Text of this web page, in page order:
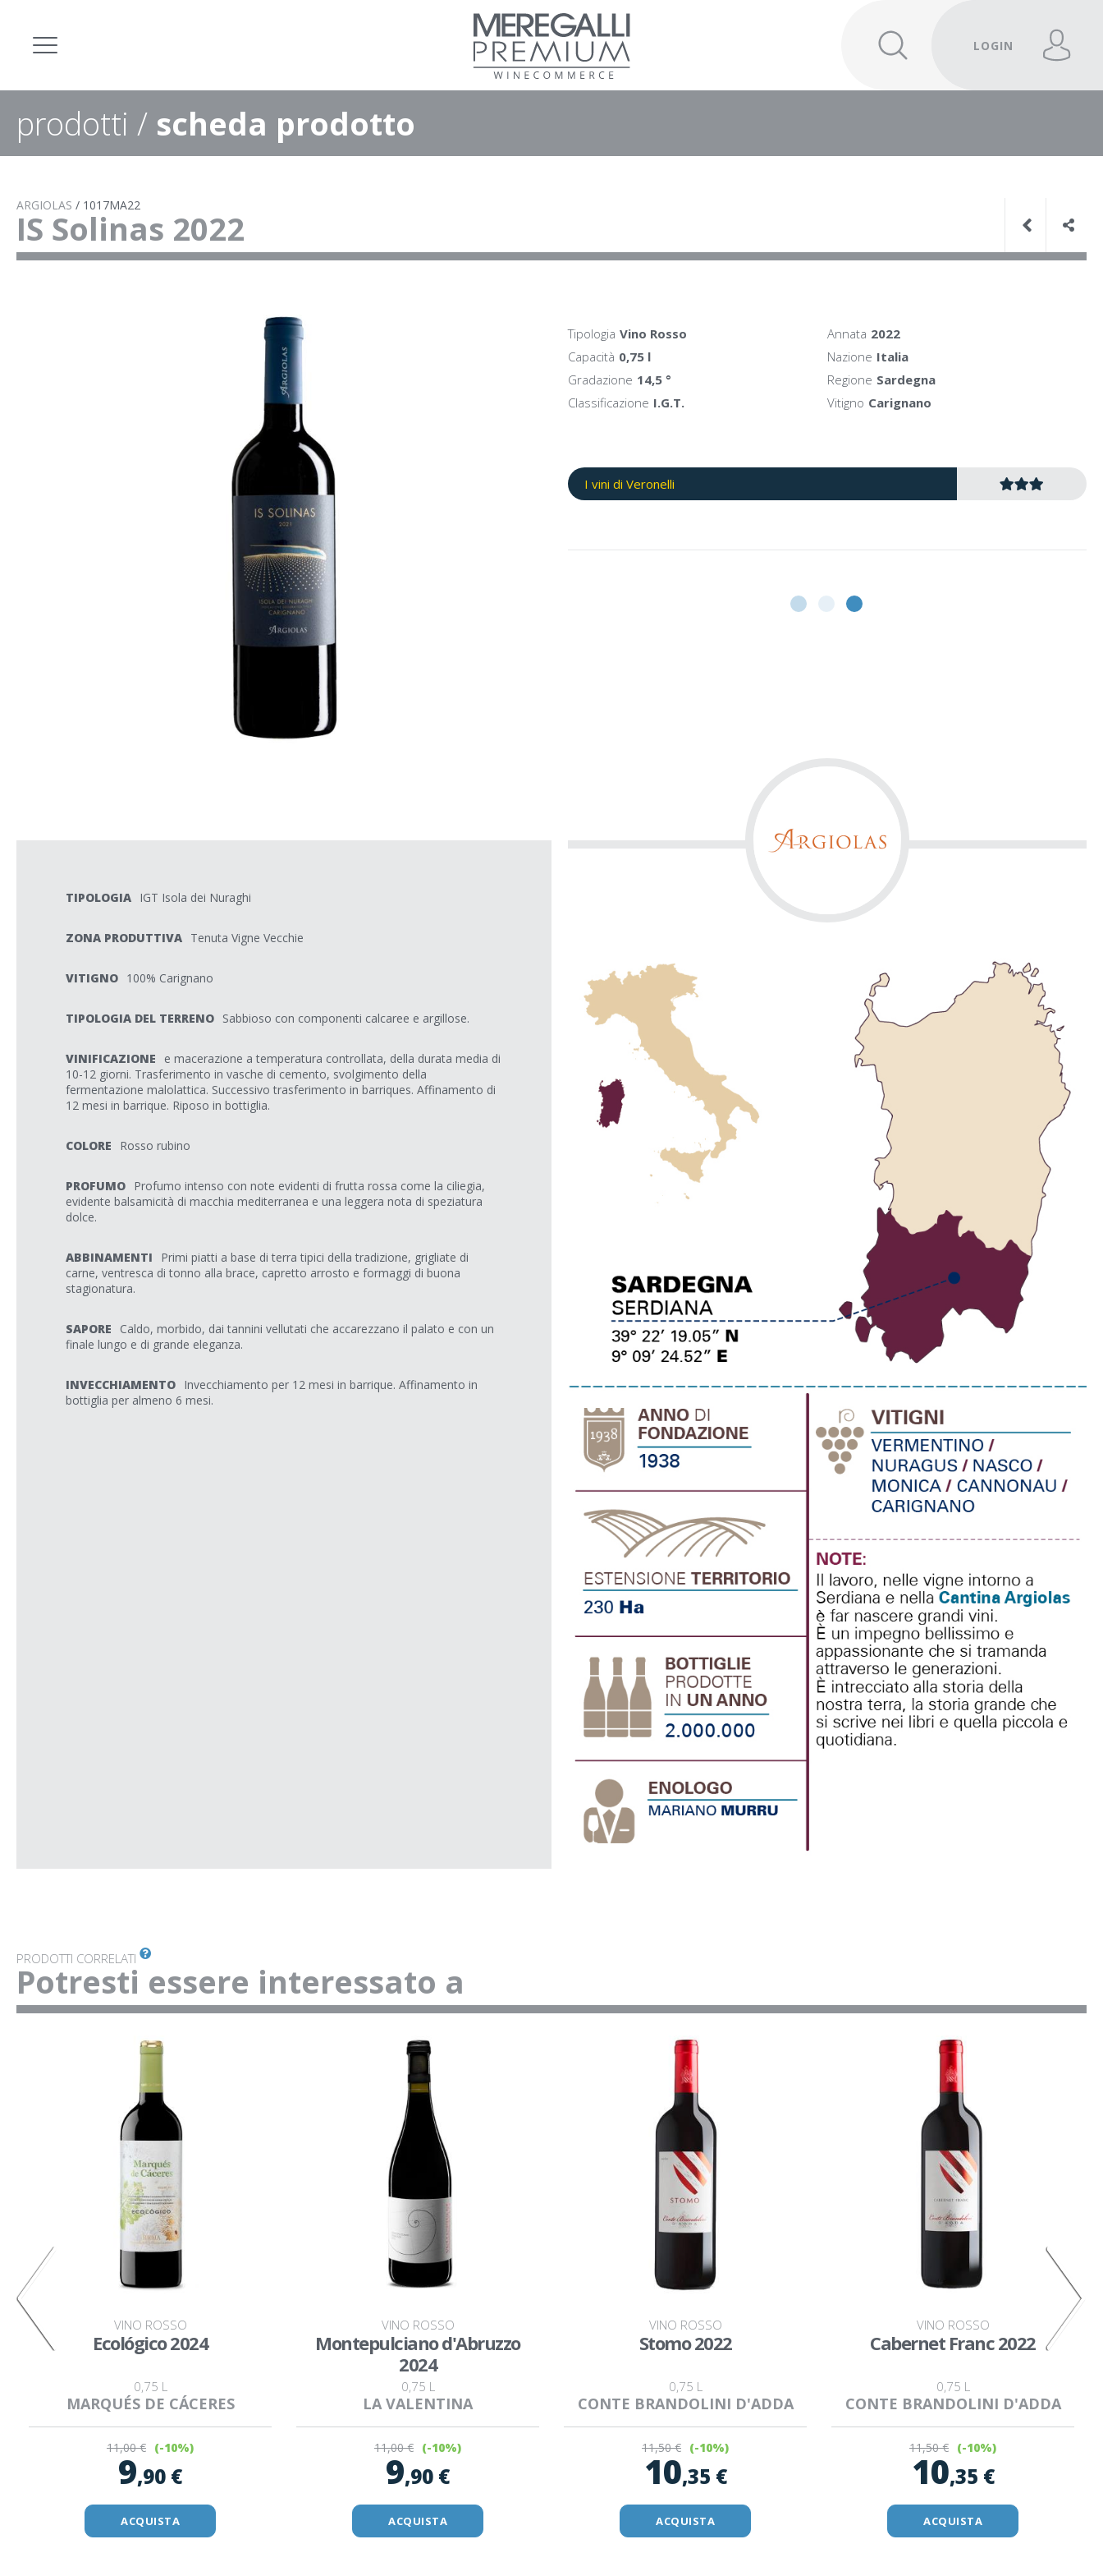
LOGIN
prodotti / scheda prodotto
ARGIOLAS / 1017MA22
IS Solinas 2022
Tipologia Vino Rosso Annata 2022
Capacità 0,75 l Nazione Italia
Gradazione 14,5 ° Regione Sardegna
Classificazione I.G.T. Vitigno Carignano
I vini di Veronelli
TIPOLOGIA IGT Isola dei Nuraghi
ZONA PRODUTTIVA Tenuta Vigne Vecchie
VITIGNO 100% Carignano
TIPOLOGIA DEL TERRENO Sabbioso con componenti calcaree e argillose.
VINIFICAZIONE
e macerazione a temperatura controllata, della durata media di
10-12 giorni. Trasferimento in vasche di cemento, svolgimento della
fermentazione malolattica. Successivo trasferimento in barriques. Affinamento di
12 mesi in barrique. Riposo in bottiglia.
COLORE Rosso rubino
PROFUMO Profumo intenso con note evidenti di frutta rossa come la ciliegia,
evidente balsamicità di macchia mediterranea e una leggera nota di speziatura
dolce.
ABBINAMENTI
Primi piatti a base di terra tipici della tradizione, grigliate di
carne, ventresca di tonno alla brace, capretto arrosto e formaggi di buona
stagionatura.
SAPORE
Caldo, morbido, dai tannini vellutati che accarezzano il palato e con un
finale lungo e di grande eleganza.
INVECCHIAMENTO Invecchiamento per 12 mesi in barrique. Affinamento in
bottiglia per almeno 6 mesi.
PRODOTTI CORRELATI
Potresti essere interessato a
VINO ROSSO
Ecológico 2024
0,75 L
MARQUÉS DE CÁCERES
11,00 € (-10%)
9,90 €
ACQUISTA
VINO ROSSO
Montepulciano d'Abruzzo
2024
0,75 L
LA VALENTINA
11,00 € (-10%)
9,90 €
ACQUISTA
VINO ROSSO
Stomo 2022
0,75 L
CONTE BRANDOLINI D'ADDA
11,50 € (-10%)
10,35 €
ACQUISTA
VINO ROSSO
Cabernet Franc 2022
0,75 L
CONTE BRANDOLINI D'ADDA
11,50 € (-10%)
10,35 €
ACQUISTA